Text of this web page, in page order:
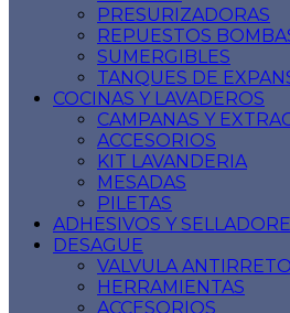
PRESURIZADORAS
REPUESTOS
SUMERGIBLES
TANQUES DE
COCINAS Y LAVADEROS
CAMPANAS Y
ACCESORIOS
KIT LAVANDERIA
MESADAS
PILETAS
ADHESIVOS Y
DESAGUE
VALVULA
HERRAMIENTAS
ACCESORIOS